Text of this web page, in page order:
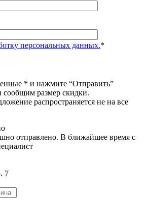
персональных данных.*
* и нажмите “Отправить”
размер скидки.
распространяется не на все
отправлено. В ближайшее время с
7